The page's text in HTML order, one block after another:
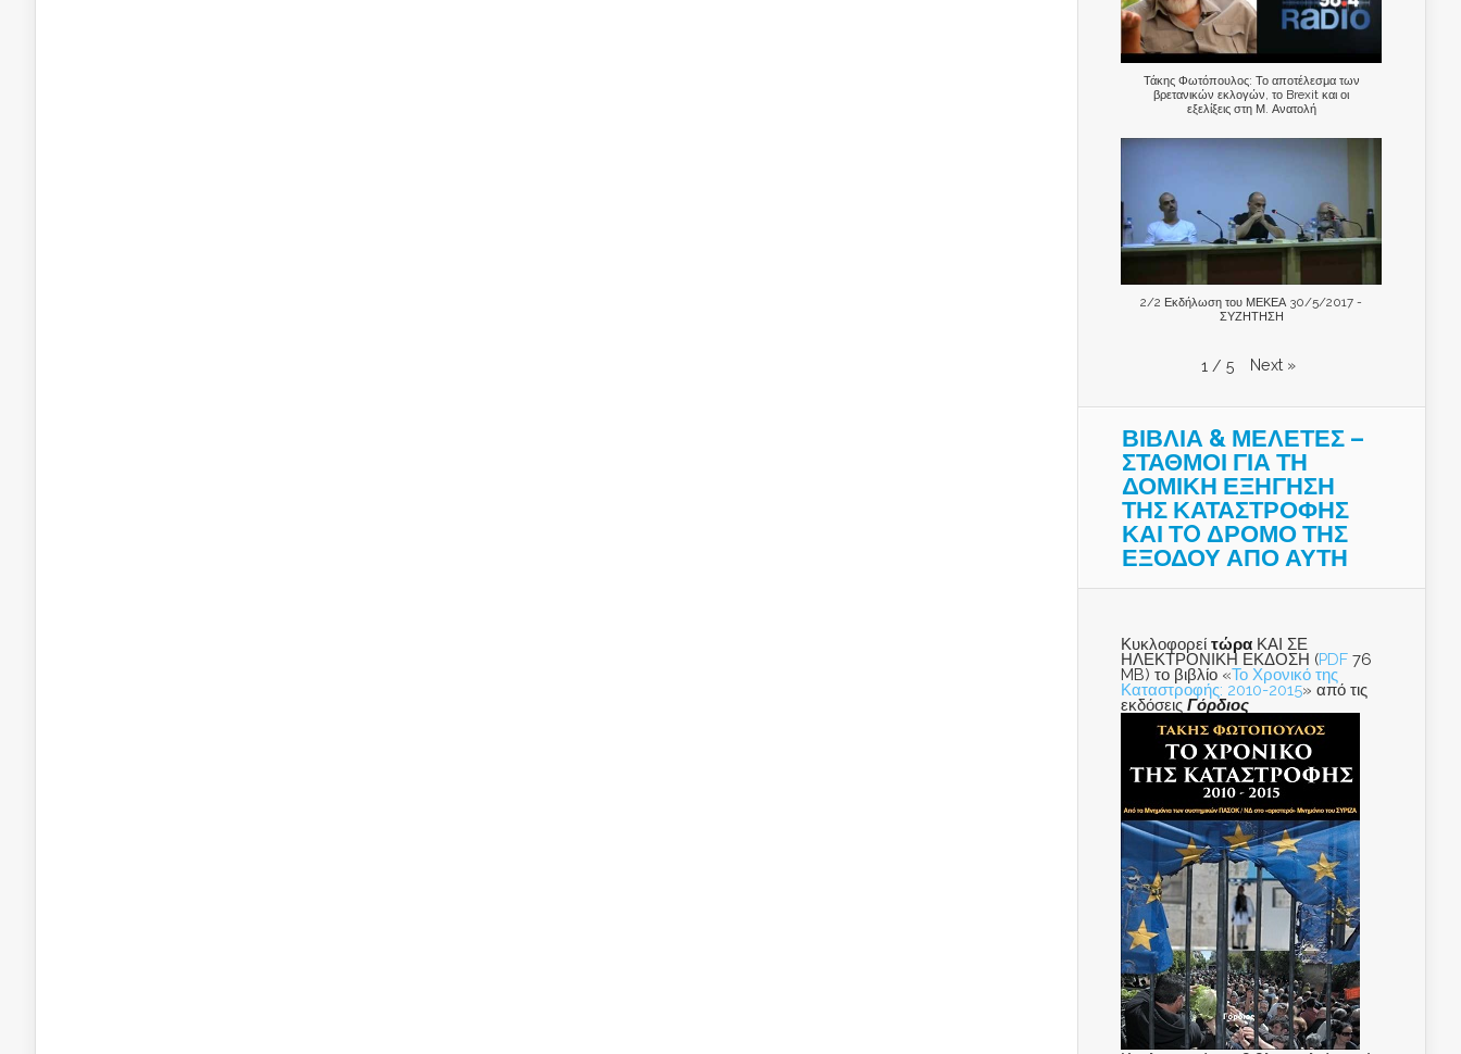
Τάκης Φωτόπουλος: Το αποτέλεσμα των
βρετανικών εκλογών, το Brexit και οι
εξελίξεις στη Μ. Ανατολή
2/2 Εκδήλωση του ΜΕΚΕΑ 30/5/2017 -
ΣΥΖΗΤΗΣΗ
1 / 5 Next »
ΒΙΒΛΙΑ & ΜΕΛΕΤΕΣ –
ΣΤΑΘΜΟΙ ΓΙΑ ΤΗ
ΔΟΜΙΚΗ ΕΞΗΓΗΣΗ
ΤΗΣ ΚΑΤΑΣΤΡΟΦΗΣ
ΚΑΙ ΤO ΔΡΟΜΟ ΤΗΣ
ΕΞΟΔΟΥ ΑΠΟ ΑΥΤΗ
Κυκλοφορεί τώρα ΚΑΙ ΣΕ
ΗΛΕΚΤΡΟΝΙΚΗ ΕΚΔΟΣΗ (PDF 76
MB) το βιβλίο «Το Χρονικό της
Καταστροφής: 2010-2015» από τις
εκδόσεις Γόρδιος